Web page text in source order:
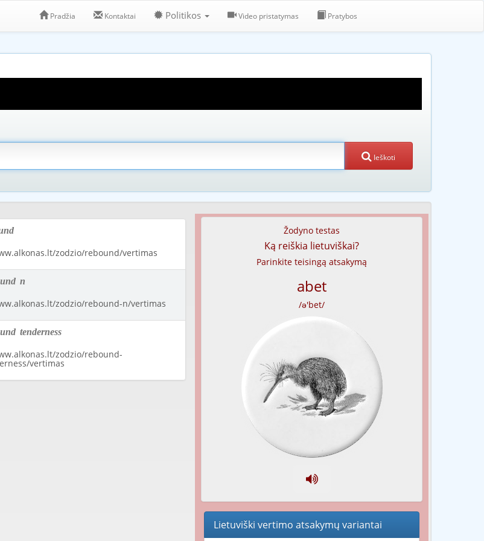
Pradžia Kontaktai Politikos Video pristatymas Pratybos
Ieškoti
zodzio/rebound/vertimas
n
zodzio/rebound-n/vertimas
tenderness
zodzio/rebound-
vertimas
Žodyno testas
Ką reiškia lietuviškai?
Parinkite teisingą atsakymą
abet
/ə'bet/
Lietuviški vertimo atsakymų variantai